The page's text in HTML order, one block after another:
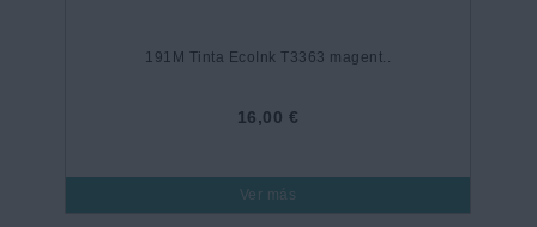
191M Tinta EcoInk T3363 magent..
16,00 €
Ver más